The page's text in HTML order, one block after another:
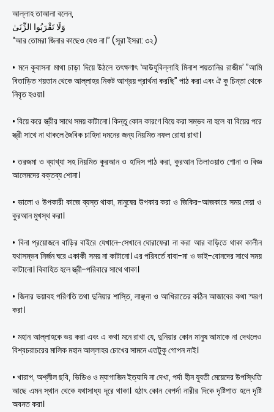
আল্লাহ তাআলা বলেন,
وَلَا تَقْرَبُوا الزِّنَىٰ
“আর তোমরা জিনার কাছেও যেও না।” (সূরা ইসরা: ৩২)
• মনে কুবাসনা মাথা চাড়া দিয়ে উঠলে তৎক্ষণাৎ ‘আউযুবিল্লাহি মিনাশ শয়তানির রাজীম’ ”আমি
বিতাড়িত শয়তান থেকে আল্লাহর নিকট আশ্রয় প্রার্থনা করছি” পাঠ করা এবং ঐ কু চিন্তা থেকে
নিবৃত হওয়া।
• বিয়ে করে স্ত্রীর সাথে সময় কাটানো। কিন্তু কোন কারণে বিয়ে করা সম্ভব না হলে বা বিয়ের পরে
স্ত্রী সাথে না থাকলে জৈবিক চাহিদা দমনের জন্য নিয়মিত নফল রোযা রাখা।
• তরজমা ও ব্যাখ্যা সহ নিয়মিত কুরআন ও হাদিস পাঠ করা, কুরআন তিলাওয়াত শোনা ও বিজ্ঞ
আলেমদের বক্তব্য শোনা।
• ভালো ও উপকারী কাজে ব্যস্ত থাকা, মানুষের উপকার করা ও জিকির-আজকারে সময় দেয়া ও
কুরআন মুখস্থ করা।
• বিনা প্রয়োজনে বাড়ির বাইরে যেখানে-সেখানে ঘোরাফেরা না করা আর বাড়িতে থাকা কালীন
যথাসম্ভব নির্জন ঘরে একাকী সময় না কাটানো। এর পরিবর্তে বাবা-মা ও ভাই-বোনদের সাথে সময়
কাটানো। বিবাহিত হলে স্ত্রী-পরিবারে সাথে থাকা।
• জিনার ভয়াবহ পরিণতি তথা দুনিয়ার শাস্তি, লাঞ্ছনা ও আখিরাতের কঠিন আজাবের কথা স্মরণ
করা।
• মহান আল্লাহকে ভয় করা এবং এ কথা মনে রাখা যে, দুনিয়ার কোন মানুষ আমাকে না দেখলেও
বিশ্বচরাচরের মালিক মহান আল্লাহর চোখের সামনে এতটুকু গোপন নাই।
• খারাপ, অশ্লীল ছবি, ভিডিও ও ম্যাগাজিন ইত্যাদি না দেখা, পর্দা হীন যুবতী মেয়েদের উপস্থিতি
আছে এমন স্থান থেকে যথাসাধ্য দূরে থাকা। হঠাৎ কোন বেপর্দা নারীর দিকে দৃষ্টিপাত হলে দৃষ্টি
অবনত করা।